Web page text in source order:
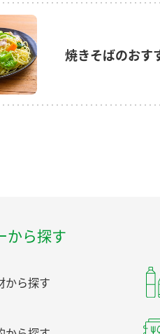
焼きそばのおす
から探す
から探す